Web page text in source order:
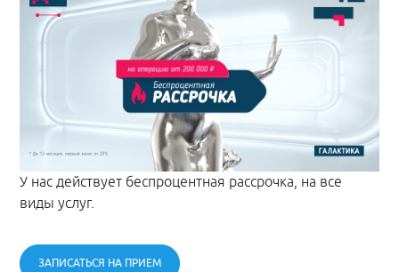
У нас действует беспроцентная рассрочка, на все
виды услуг.
ЗАПИСАТЬСЯ НА ПРИЕМ